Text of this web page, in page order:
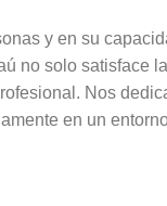
y en su
no solo satisface
Nos
en un